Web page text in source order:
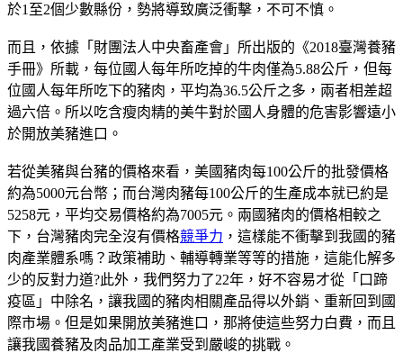
於1至2個少數縣份，勢將導致廣泛衝擊，不可不慎。
而且，依據「財團法人中央畜產會」所出版的《2018臺灣養豬
手冊》所載，每位國人每年所吃掉的牛肉僅為5.88公斤，但每
位國人每年所吃下的豬肉，平均為36.5公斤之多，兩者相差超
過六倍。所以吃含瘦肉精的美牛對於國人身體的危害影響遠小
於開放美豬進口。
若從美豬與台豬的價格來看，美國豬肉每100公斤的批發價格
約為5000元台幣；而台灣肉豬每100公斤的生產成本就已約是
5258元，平均交易價格約為7005元。兩國豬肉的價格相較之
下，台灣豬肉完全沒有價格競爭力 ，這樣能不衝擊到我國的豬
肉產業體系嗎？政策補助、輔導轉業等等的措施，這能化解多
少的反對力道?此外，我們努力了22年，好不容易才從「口蹄
疫區」中除名，讓我國的豬肉相關產品得以外銷、重新回到國
際市場。但是如果開放美豬進口，那將使這些努力白費，而且
讓我國養豬及肉品加工產業受到嚴峻的挑戰。